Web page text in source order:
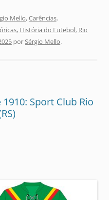
Mello,Carências,
, História do Futebol, Rio
porSérgio Mello.
Sport Club Rio